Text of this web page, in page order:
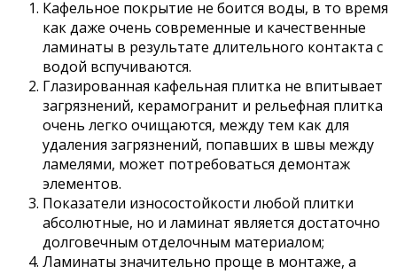
Кафельное покрытие не боится воды, в то время
как даже очень современные и качественные
ламинаты в результате длительного контакта с
водой вспучиваются.
Глазированная кафельная плитка не впитывает
загрязнений, керамогранит и рельефная плитка
очень легко очищаются, между тем как для
удаления загрязнений, попавших в швы между
ламелями, может потребоваться демонтаж
элементов.
Показатели износостойкости любой плитки
абсолютные, но и ламинат является достаточно
долговечным отделочным материалом;
Ламинаты значительно проще в монтаже, а